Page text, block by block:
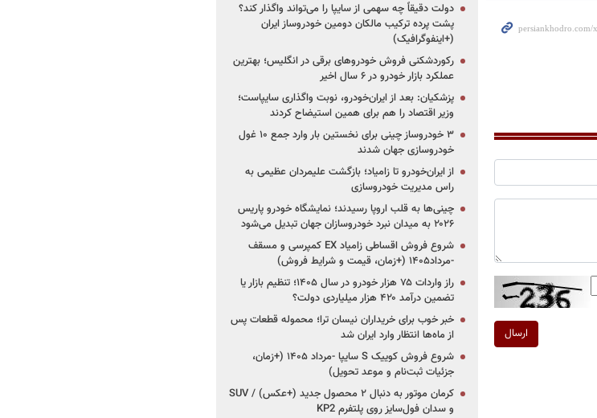
ارسال
دولت دقیقاً چه سهمی از سایپا را می‌تواند واگذار کند؟
پشت پرده ترکیب مالکان دومین خودروساز ایران
(+اینفوگرافیک)
رکوردشکنی فروش خودروهای برقی در انگلیس؛ بهترین
عملکرد بازار خودرو در ۶ سال اخیر
پزشکیان: بعد از ایران‌خودرو، نوبت واگذاری سایپاست؛
وزیر اقتصاد را هم برای همین استیضاح کردند
۳ خودروساز چینی برای نخستین بار وارد جمع ۱۰ غول
خودروسازی جهان شدند
از ایران‌خودرو تا زامیاد؛ بازگشت علیمردان عظیمی به
راس مدیریت خودروسازی
چینی‌ها به قلب اروپا رسیدند؛ نمایشگاه خودرو پاریس
۲۰۲۶ به میدان نبرد خودروسازان جهان تبدیل می‌شود
شروع فروش اقساطی زامیاد EX کمپرسی و مسقف
-مرداد۱۴۰۵ (+زمان، قیمت و شرایط فروش)
راز واردات ۷۵ هزار خودرو در سال ۱۴۰۵؛ تنظیم بازار یا
تضمین درآمد ۴۲۰ هزار میلیاردی دولت؟
خبر خوب برای خریداران نیسان ترا؛ محموله قطعات پس
از ماه‌ها انتظار وارد ایران شد
شروع فروش کوییک S سایپا -مرداد ۱۴۰۵ (+زمان،
جزئیات ثبت‌نام و موعد تحویل)
کرمان موتور به دنبال ۲ محصول جدید (+عکس) / SUV
و سدان فول‌سایز روی پلتفرم KP2